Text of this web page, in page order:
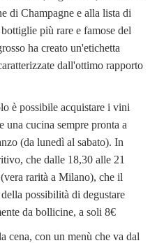
di Champagne e alla lista di
più rare e famose del
ha creato un'etichetta
dall'ottimo rapporto
è possibile acquistare i vini
una cucina sempre pronta a
(da lunedì al sabato). In
che dalle 18,30 alle 21
rarità a Milano), che il
possibilità di degustare
da bollicine, a soli 8€
cena, con un menù che va dal